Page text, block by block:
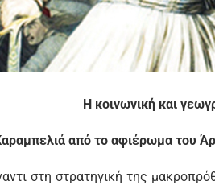
Η κοινωνική και
από το αφιέρωμα του
στη στρατηγική της